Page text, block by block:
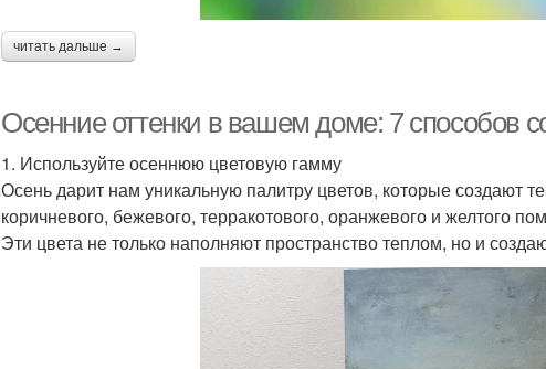
читать дальше →
Осенние оттенки в вашем доме: 7 способов
1. Используйте осеннюю цветовую гамму
Осень дарит нам уникальную палитру цветов, которые создают
коричневого, бежевого, терракотового, оранжевого и желтого
Эти цвета не только наполняют пространство теплом, но и